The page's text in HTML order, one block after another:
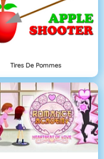
Tires De Pommes